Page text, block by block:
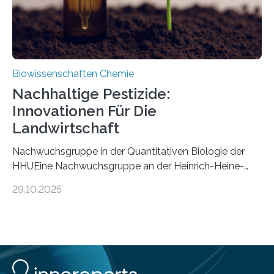
Biowissenschaften Chemie
Nachhaltige Pestizide:
Innovationen Für Die
Landwirtschaft
Nachwuchsgruppe in der Quantitativen Biologie der
HHUEine Nachwuchsgruppe an der Heinrich-Heine-
fünf Jahren erforschen, wie Bakterien auf
Insektenblume. Das Bundesministerium für Forschung,
Technologie und Raumfahrt (BMFTR) fördert das
29.10.2025